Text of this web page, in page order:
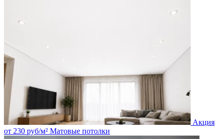
Акция
от 230 руб/м² Матовые потолки